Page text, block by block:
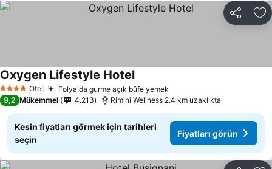
Paylaş
4 Yıldız Otel Folya'da gurme açık büfe yemek
Oxygen Lifestyle Hotel
9,2 Mükemmel 4.213 Rimini Wellness 2.4 km uzaklıkta
Kesin fiyatları görmek için tarihleri
seçin
Fiyatları görün